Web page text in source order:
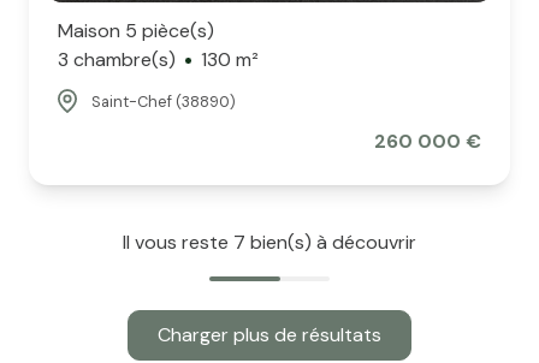
Maison 5 pièce(s)
3 chambre(s)
130 m²
Saint-Chef (38890)
260 000 €
Il vous reste 7 bien(s) à découvrir
Charger plus de résultats